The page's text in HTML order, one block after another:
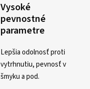
Vysoké
pevnostné
parametre
Lepšia odolnosť proti
vytrhnutiu, pevnosť v
šmyku a pod.